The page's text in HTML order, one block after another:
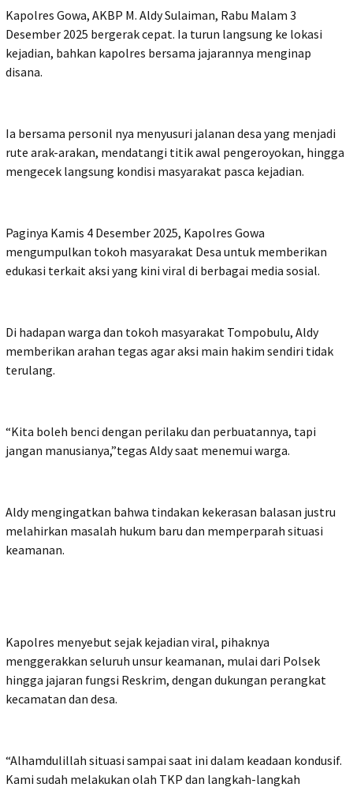
Kapolres Gowa, AKBP M. Aldy Sulaiman, Rabu Malam 3
Desember 2025 bergerak cepat. Ia turun langsung ke lokasi
kejadian, bahkan kapolres bersama jajarannya menginap
disana.
Ia bersama personil nya menyusuri jalanan desa yang menjadi
rute arak-arakan, mendatangi titik awal pengeroyokan, hingga
mengecek langsung kondisi masyarakat pasca kejadian.
Paginya Kamis 4 Desember 2025, Kapolres Gowa
mengumpulkan tokoh masyarakat Desa untuk memberikan
edukasi terkait aksi yang kini viral di berbagai media sosial.
Di hadapan warga dan tokoh masyarakat Tompobulu, Aldy
memberikan arahan tegas agar aksi main hakim sendiri tidak
terulang.
“Kita boleh benci dengan perilaku dan perbuatannya, tapi
jangan manusianya,”tegas Aldy saat menemui warga.
Aldy mengingatkan bahwa tindakan kekerasan balasan justru
melahirkan masalah hukum baru dan memperparah situasi
keamanan.
Kapolres menyebut sejak kejadian viral, pihaknya
menggerakkan seluruh unsur keamanan, mulai dari Polsek
hingga jajaran fungsi Reskrim, dengan dukungan perangkat
kecamatan dan desa.
“Alhamdulillah situasi sampai saat ini dalam keadaan kondusif.
Kami sudah melakukan olah TKP dan langkah-langkah